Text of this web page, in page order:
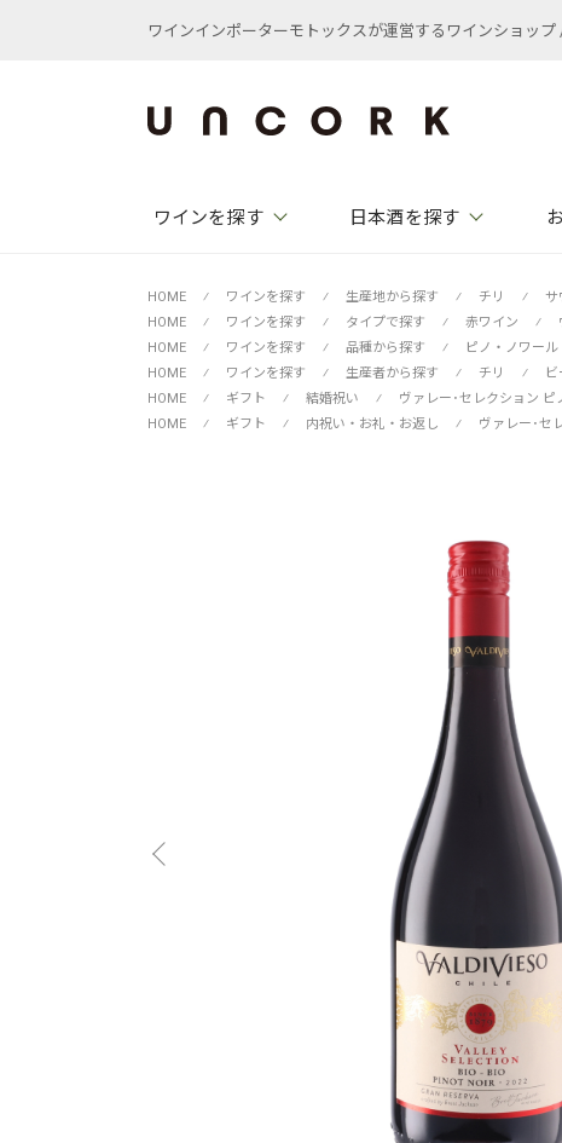
ワインインポーターモトックスが運営するワインショッ
ワインを探す 日本酒を探す
HOME ⁄ ワインを探す ⁄ 生産地から探す ⁄ チリ ⁄ サ
HOME
⁄ ワインを探す ⁄ タイプで探す ⁄ 赤ワイン ⁄
HOME
⁄ ワインを探す ⁄ 品種から探す ⁄ ピノ・ノワール
HOME
⁄ ワインを探す ⁄ 生産者から探す ⁄ チリ ⁄
HOME
⁄ ギフト ⁄ 結婚祝い ⁄
ヴァレー･セレクション ピ
HOME
⁄ ギフト ⁄ 内祝い・お礼・お返し ⁄ ヴァレー･セ